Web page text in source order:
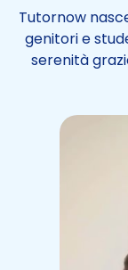
Tutornow
genitori e
serenità